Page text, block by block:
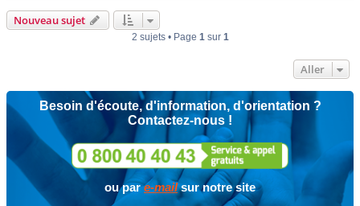
Nouveau sujet
2 sujets • Page 1sur 1
Aller
Besoin d'écoute, d'information, d'orientation ?
Contactez-nous !
ou pare-mailsur notre site